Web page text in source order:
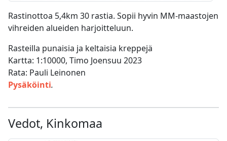
Rastinottoa 5,4km 30 rastia. Sopii hyvin MM-maastojen
vihreiden alueiden harjoitteluun.
Rasteilla punaisia ja keltaisia kreppejä
Kartta: 1:10000, Timo Joensuu 2023
Rata: Pauli Leinonen
Pysäköinti.
Vedot, Kinkomaa